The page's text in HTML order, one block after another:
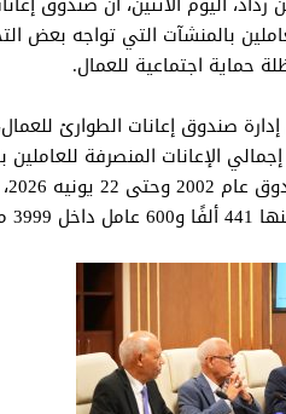
بالمنشآت التي تواجه بعض
حماية اجتماعية للعمال.
صندوق إعانات الطوارئ للعمال،
الإعانات المنصرفة
منشأة.